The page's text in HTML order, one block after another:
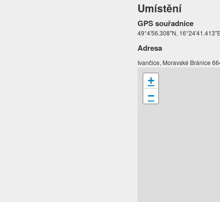
Umístění
GPS souřadnice
49°4'56.308"N,
Adresa
Ivančice, Moravské Bránice
+
−